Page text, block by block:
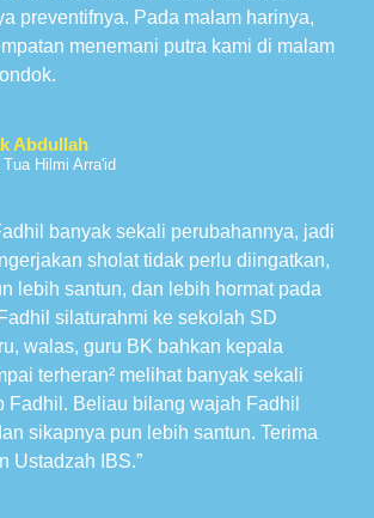
preventifnya. Pada malam harinya,
menemani putra kami di malam
Abdullah
Hilmi Arra'id
banyak sekali perubahannya, jadi
sholat tidak perlu diingatkan,
lebih santun, dan lebih hormat pada
silaturahmi ke sekolah SD
walas, guru BK bahkan kepala
terheran² melihat banyak sekali
Fadhil. Beliau bilang wajah Fadhil
sikapnya pun lebih santun. Terima
Ustadzah IBS.”